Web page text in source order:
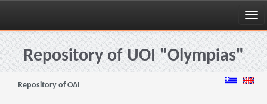
Skip
navigationRepository of UOI "Olympias"
Repository of OAI